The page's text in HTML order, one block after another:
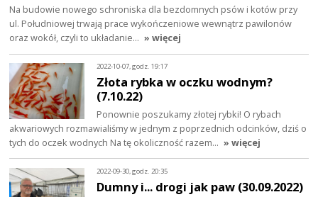
Na budowie nowego schroniska dla bezdomnych psów i kotów przy
ul. Południowej trwają prace wykończeniowe wewnątrz pawilonów
oraz wokół, czyli to układanie… » więcej
2022-10-07, godz. 19:17
Złota rybka w oczku wodnym?
(7.10.22)
Ponownie poszukamy złotej rybki! O rybach
akwariowych rozmawialiśmy w jednym z poprzednich odcinków, dziś o
tych do oczek wodnych Na tę okoliczność razem… » więcej
2022-09-30, godz. 20:35
Dumny i... drogi jak paw (30.09.2022)